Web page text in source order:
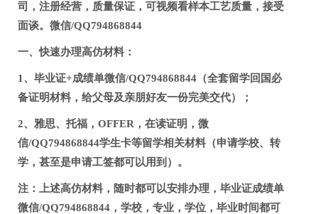
司，注册经营，质量保证，可视频看样本工艺质量，接受
面谈。微信/QQ794868844
一、快速办理高仿材料：
1、毕业证+成绩单微信/QQ794868844（全套留学回国必
备证明材料，给父母及亲朋好友一份完美交代）；
2、雅思、托福，OFFER，在读证明，微
信/QQ794868844学生卡等留学相关材料（申请学校、转
学，甚至是申请工签都可以用到）。
注：上述高仿材料，随时都可以安排办理，毕业证成绩单
微信/QQ794868844，学校，专业，学位，毕业时间都可